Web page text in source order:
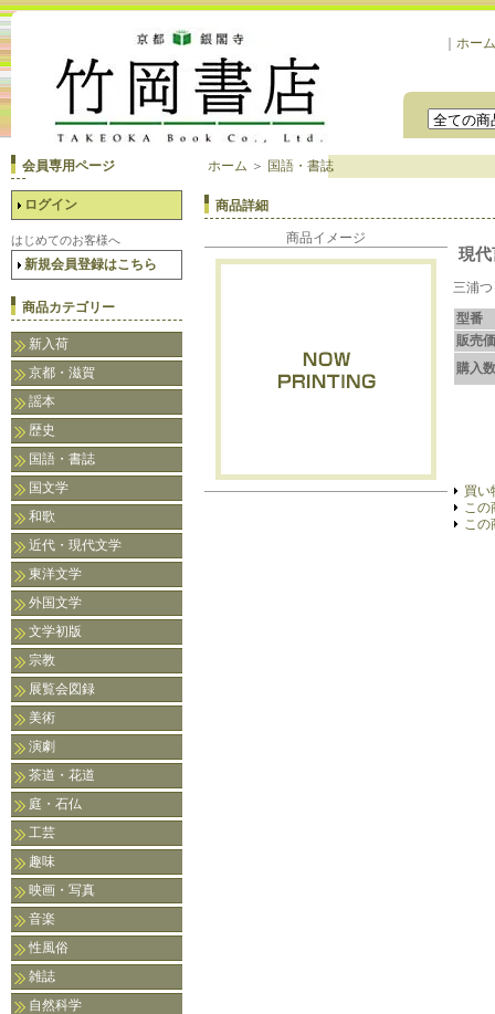
ホーム
会員専用ページ
ログイン
はじめてのお客様へ
新規会員登録はこちら
商品カテゴリー
新入荷
京都・滋賀
謡本
歴史
国語・書誌
国文学
和歌
近代・現代文学
東洋文学
外国文学
文学初版
宗教
展覧会図録
美術
演劇
茶道・花道
庭・石仏
工芸
趣味
映画・写真
音楽
性風俗
雑誌
自然科学
ホーム ＞ 国語・書誌
商品詳細
商品イメージ
現
三浦
型番
販売
購入数
買い
この
この